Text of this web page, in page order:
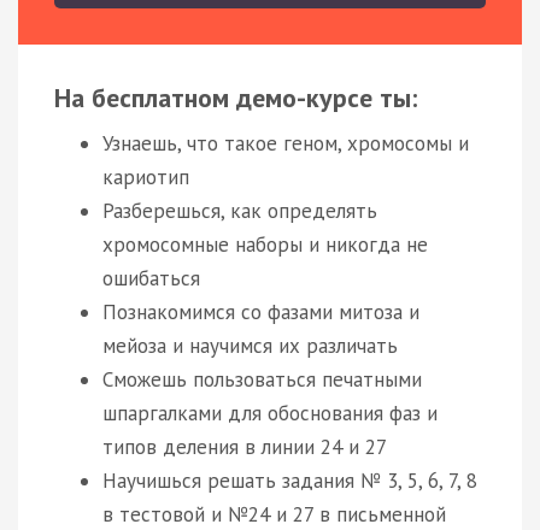
На бесплатном демо-курсе ты:
Узнаешь, что такое геном, хромосомы и
кариотип
Разберешься, как определять
хромосомные наборы и никогда не
ошибаться
Познакомимся со фазами митоза и
мейоза и научимся их различать
Сможешь пользоваться печатными
шпаргалками для обоснования фаз и
типов деления в линии 24 и 27
Научишься решать задания № 3, 5, 6, 7, 8
в тестовой и №24 и 27 в письменной